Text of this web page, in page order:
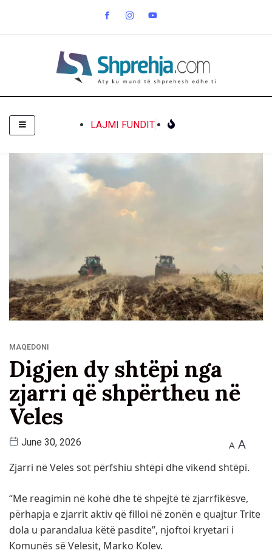
LAJMI FUNDIT
MAQEDONI
Digjen dy shtëpi nga
zjarri që shpërtheu në
Veles
June 30, 2026 A A
Zjarri në Veles sot përfshiu shtëpi dhe vikend shtëpi.
“Me reagimin në kohë dhe të shpejtë të zjarrfikësve,
përhapja e zjarrit aktiv që filloi në zonën e quajtur Trite
dola u parandalua këtë pasdite”, njoftoi kryetari i
Komunës së Velesit, Marko Kolev.